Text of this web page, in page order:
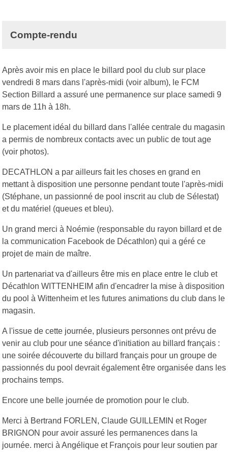
Compte-rendu
Après avoir mis en place le billard pool du club sur place
vendredi 8 mars dans l'après-midi (voir album), le FCM
Section Billard a assuré une permanence sur place samedi 9
mars de 11h à 18h.
Le placement idéal du billard dans l'allée centrale du magasin
a permis de nombreux contacts avec un public de tout age
(voir photos).
DECATHLON a par ailleurs fait les choses en grand en
mettant à disposition une personne pendant toute l'après-midi
(Stéphane, un passionné de pool inscrit au club de Sélestat)
et du matériel (queues et bleu).
Un grand merci à Noémie (responsable du rayon billard et de
la communication Facebook de Décathlon) qui a géré ce
projet de main de maître.
Un partenariat va d'ailleurs être mis en place entre le club et
Décathlon WITTENHEIM afin d'encadrer la mise à disposition
du pool à Wittenheim et les futures animations du club dans le
magasin.
A l'issue de cette journée, plusieurs personnes ont prévu de
venir au club pour une séance d'initiation au billard français :
une soirée découverte du billard français pour un groupe de
passionnés du pool devrait également être organisée dans les
prochains temps.
Encore une belle journée de promotion pour le club.
Merci à Bertrand FORLEN, Claude GUILLEMIN et Roger
BRIGNON pour avoir assuré les permanences dans la
journée. merci à Angélique et François pour leur soutien par